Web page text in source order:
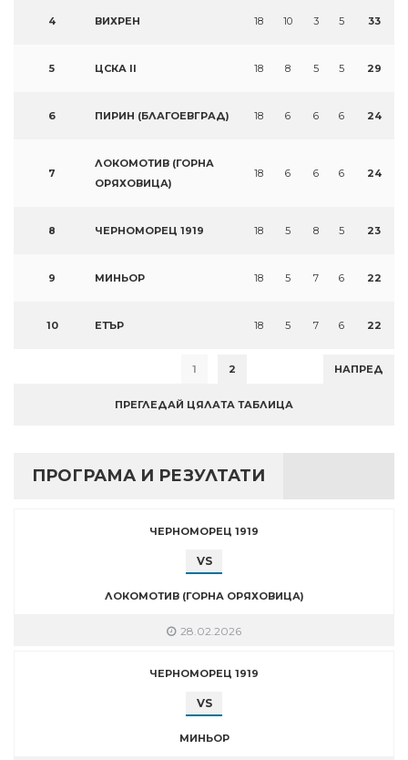
4 ВИХРЕН 18 10 3 5 33
5 ЦСКА II 18 8 5 5 29
6 ПИРИН (БЛАГОЕВГРАД) 18 6 6 6 24
7
ЛОКОМОТИВ (ГОРНА
ОРЯХОВИЦА)
18 6 6 6 24
8 ЧЕРНОМОРЕЦ 1919 18 5 8 5 23
9 МИНЬОР 18 5 7 6 22
10 ЕТЪР 18 5 7 6 22
1 2 НАПРЕД
ПРЕГЛЕДАЙ ЦЯЛАТА ТАБЛИЦА
ПРОГРАМА И РЕЗУЛТАТИ
ЧЕРНОМОРЕЦ 1919
VS
ЛОКОМОТИВ (ГОРНА ОРЯХОВИЦА)
28.02.2026
ЧЕРНОМОРЕЦ 1919
VS
МИНЬОР